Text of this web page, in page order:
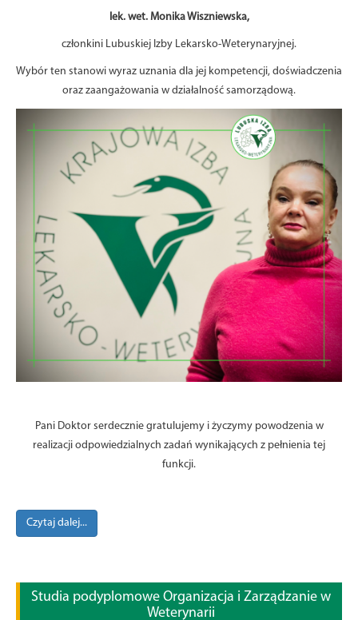
lek. wet. Monika Wiszniewska,
członkini Lubuskiej Izby Lekarsko-Weterynaryjnej.
Wybór ten stanowi wyraz uznania dla jej kompetencji, doświadczenia
oraz zaangażowania w działalność samorządową.
Pani Doktor serdecznie gratulujemy i życzymy powodzenia w
realizacji odpowiedzialnych zadań wynikających z pełnienia tej
funkcji.
Czytaj dalej...
Studia podyplomowe Organizacja i Zarządzanie w
Weterynarii